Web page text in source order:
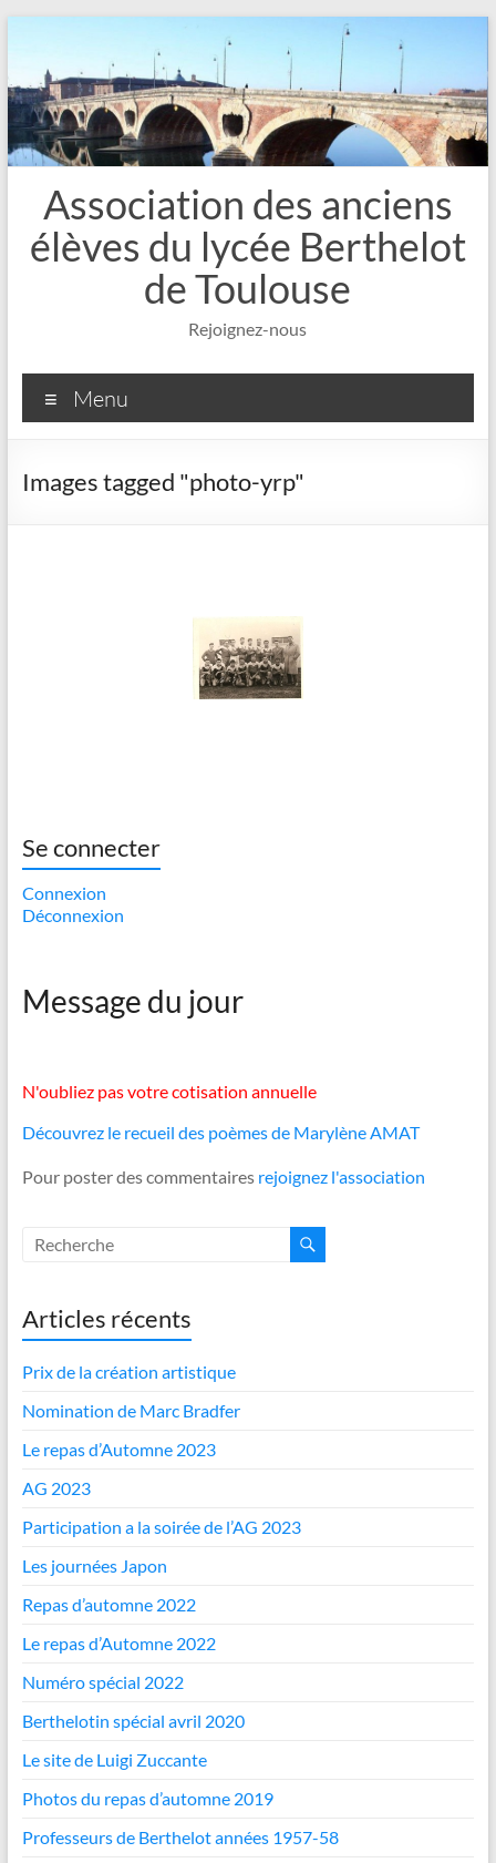
contenu
Association des anciens
élèves du lycée Berthelot
de Toulouse
Rejoignez-nous
Menu
Images tagged "photo-yrp"
Se connecter
Connexion
Déconnexion
Message du jour
N'oubliez pas votre cotisation annuelle
Découvrez le recueil des poèmes de Marylène AMAT
Pour poster des commentaires rejoignez l'association
Articles récents
Prix de la création artistique
Nomination de Marc Bradfer
Le repas d’Automne 2023
AG 2023
Participation a la soirée de l’AG 2023
Les journées Japon
Repas d’automne 2022
Le repas d’Automne 2022
Numéro spécial 2022
Berthelotin spécial avril 2020
Le site de Luigi Zuccante
Photos du repas d’automne 2019
Professeurs de Berthelot années 1957-58